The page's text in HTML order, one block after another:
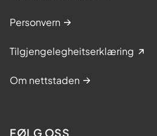
Personvern
Tilgjengelegheitserklæring
Om nettstaden
FØLG OSS